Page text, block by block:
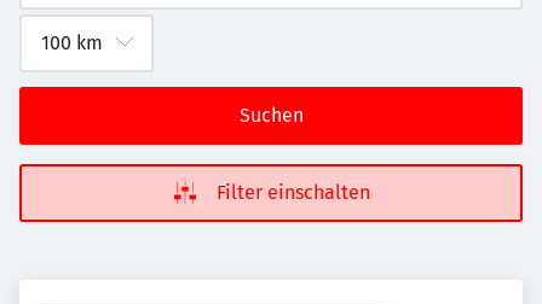
Suchen
Filter einschalten